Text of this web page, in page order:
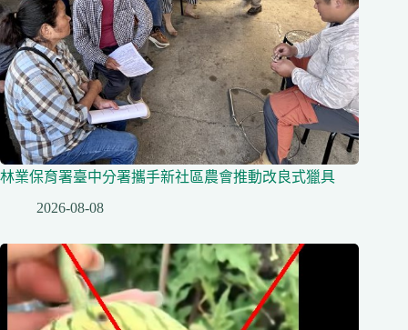
林業保育署臺中分署攜手新社區農會推動改良式獵具
2026-08-08